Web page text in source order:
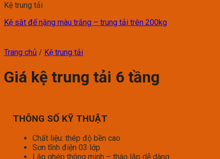
Kệ trung tải
Kệ sắt để nặng màu trắng – trung tải trên 200kg
Trang chủ / Kệ trung tải
Giá kệ trung tải 6 tầng
THÔNG SỐ KỸ THUẬT
Chất liệu: thép độ bền cao
Sơn tĩnh điện 03 lớp
Lắp ghép thông minh – tháo lắp dễ dàng